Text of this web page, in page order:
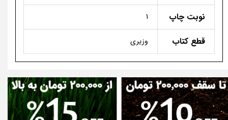
نوبت چاپ 1
قطع کتاب وزیری